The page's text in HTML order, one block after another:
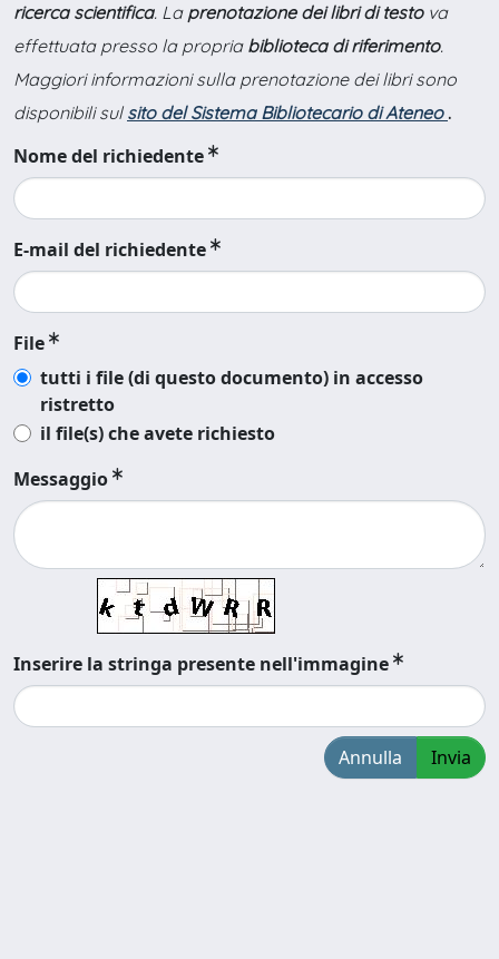
ricerca scientifica. La prenotazione dei libri di testova
effettuata presso la propria biblioteca di riferimento.
Maggiori informazioni sulla prenotazione dei libri sono
disponibili sul sito del Sistema Bibliotecario di Ateneo .
Nome del richiedente
E-mail del richiedente
File
tutti i file (di questo documento) in accesso
ristretto
il file(s) che avete richiesto
Messaggio
Inserire la stringa presente nell'immagine
Annulla Invia